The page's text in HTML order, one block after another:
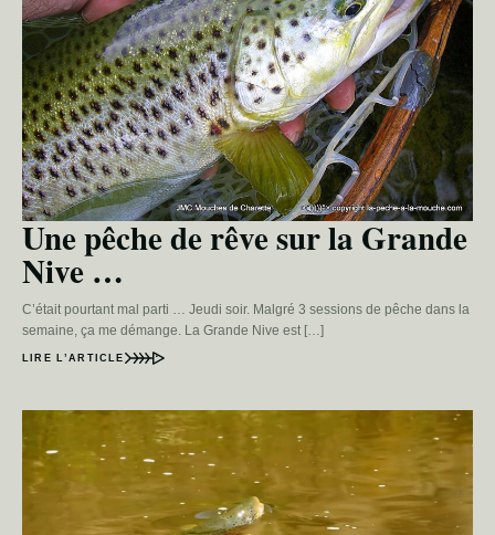
Une pêche de rêve sur la Grande
Nive …
C’était pourtant mal parti … Jeudi soir. Malgré 3 sessions de pêche dans la
semaine, ça me démange. La Grande Nive est […]
LIRE L’ARTICLE